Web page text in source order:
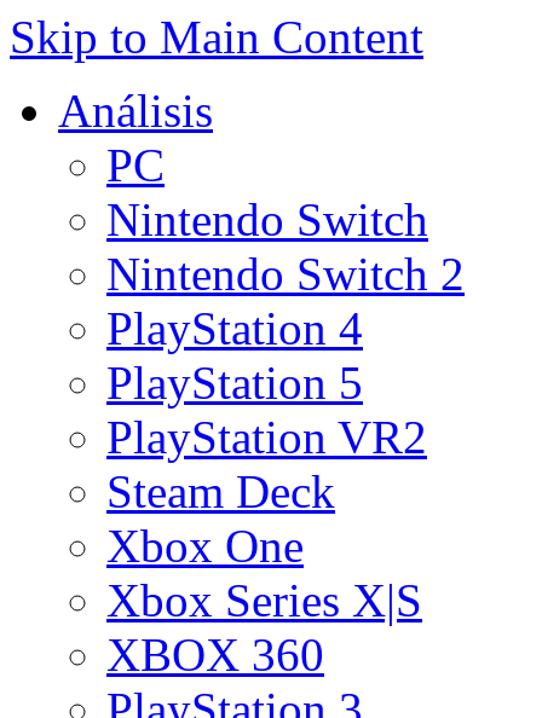
Skip to Main Content
Análisis
PC
Nintendo Switch
Nintendo Switch 2
PlayStation 4
PlayStation 5
PlayStation VR2
Steam Deck
Xbox One
Xbox Series X|S
XBOX 360